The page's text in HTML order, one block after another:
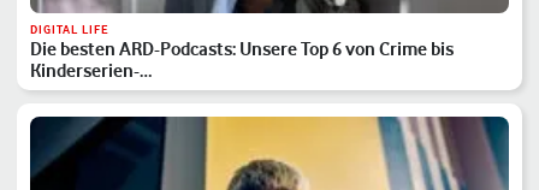
DIGITAL LIFE
Die besten ARD-Podcasts: Unsere Top 6 von Crime bis
Kinderserien-…